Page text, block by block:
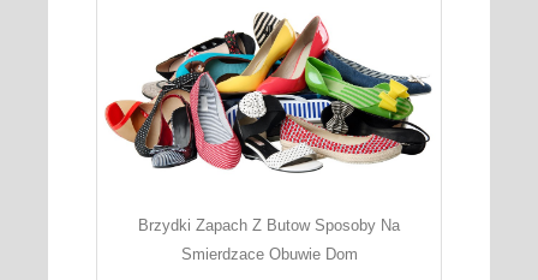
Brzydki Zapach Z Butow Sposoby Na
Smierdzace Obuwie Dom